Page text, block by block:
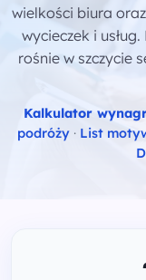
wielkości biura
wycieczek i
rośnie w szczycie
Kalkulator
podróży · List